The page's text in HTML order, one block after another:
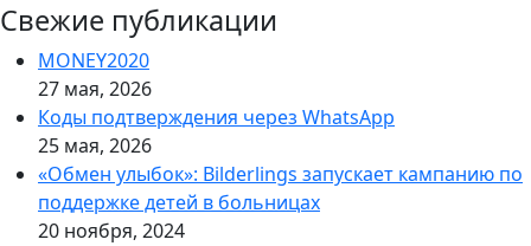
Свежие публикации
MONEY2020
27 мая, 2026
Коды подтверждения через WhatsApp
25 мая, 2026
«Обмен улыбок»: Bilderlings запускает кампанию по
поддержке детей в больницах
20 ноября, 2024